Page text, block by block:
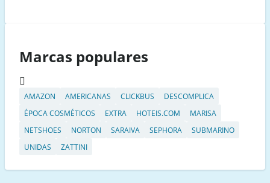
Marcas populares
AMAZON AMERICANAS CLICKBUS
DESCOMPLICA
ÉPOCA COSMÉTICOS
EXTRA HOTEIS.COM
MARISA
NETSHOES
NORTON SARAIVA SEPHORA
SUBMARINO
UNIDAS
ZATTINI